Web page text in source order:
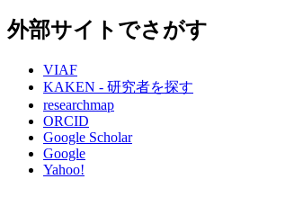
外部サイトでさがす
VIAF
KAKEN - 研究者を探す
researchmap
ORCID
Google Scholar
Google
Yahoo!